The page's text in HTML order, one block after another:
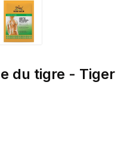
du tigre - Tiger